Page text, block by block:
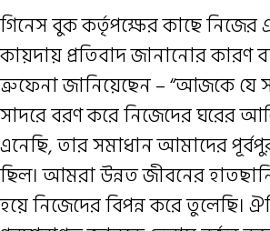
গিনেস বুক কর্তৃপক্ষের কাছে
কায়দায় প্রতিবাদ জানানোর কারণ
ত্রুফেনা জানিয়েছেন – “আজকে
সাদরে বরণ করে নিজেদের ঘরের
এনেছি, তার সমাধান আমাদের
ছিল। আমরা উন্নত জীবনের
হয়ে নিজেদের বিপন্ন করে তুলেছি।